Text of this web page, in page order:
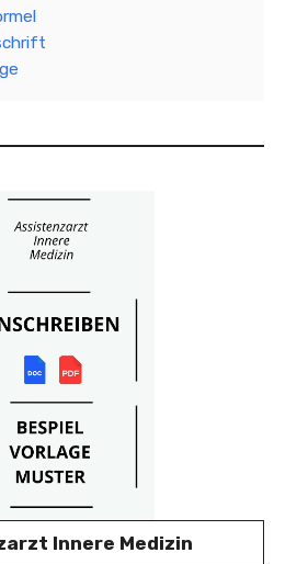
Innere Medizin